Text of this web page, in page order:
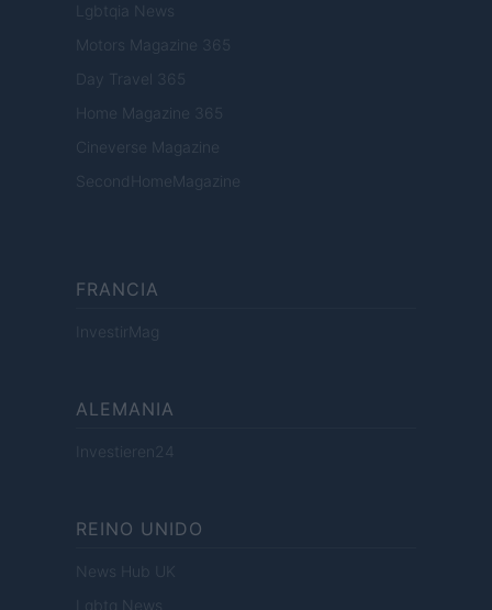
Lgbtqia News
Motors Magazine 365
Day Travel 365
Home Magazine 365
Cineverse Magazine
SecondHomeMagazine
FRANCIA
InvestirMag
ALEMANIA
Investieren24
REINO UNIDO
News Hub UK
Lgbtq News